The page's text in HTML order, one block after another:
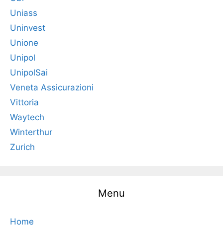
Uniass
Uninvest
Unione
Unipol
UnipolSai
Veneta Assicurazioni
Vittoria
Waytech
Winterthur
Zurich
Menu
Home